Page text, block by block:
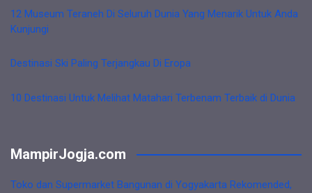
12 Museum Teraneh Di Seluruh Dunia Yang Menarik Untuk Anda
Kunjungi
Destinasi Ski Paling Terjangkau Di Eropa
10 Destinasi Untuk Melihat Matahari Terbenam Terbaik di Dunia
MampirJogja.com
Toko dan Supermarket Bangunan di Yogyakarta Rekomended,